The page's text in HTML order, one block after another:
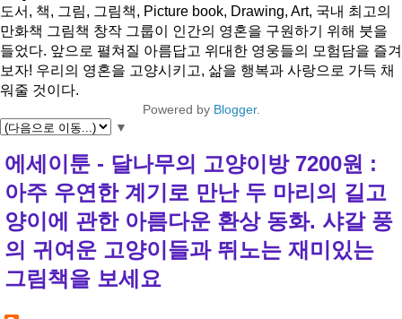
도서, 책, 그림, 그림책, Picture book, Drawing, Art, 국내 최고의
만화책 그림책 창작 그룹이 인간의 영혼을 구원하기 위해 붓을
들었다. 앞으로 펼쳐질 아름답고 위대한 영웅들의 모험담을 즐겨
보자! 우리의 영혼을 고양시키고, 삶을 행복과 사랑으로 가득 채
워줄 것이다.
Powered by Blogger.
▼
에세이툰 - 달나무의 고양이방 7200원 :
아주 우연한 계기로 만난 두 마리의 길고
양이에 관한 아름다운 환상 동화. 샤갈 풍
의 귀여운 고양이들과 뛰노는 재미있는
그림책을 보세요